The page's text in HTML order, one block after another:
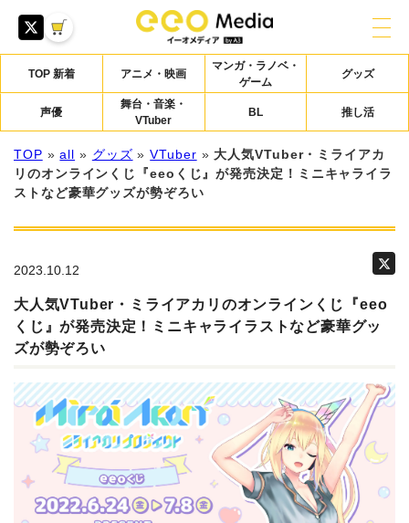
TOP 新着 アニメ・映画
マンガ・ラノベ・
ゲーム
グッズ
声優
舞台・音楽・
VTuber
BL 推し活
TOP »all » グッズ »VTuber » 大人気VTuber・ミライアカ
リのオンラインくじ『eeoくじ』が発売決定！ミニキャライラ
ストなど豪華グッズが勢ぞろい
2023.10.12
大人気VTuber・ミライアカリのオンラインくじ『eeo
くじ』が発売決定！ミニキャライラストなど豪華グッ
ズが勢ぞろい